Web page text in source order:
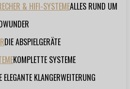
& HIFI-SYSTEMEALLES RUND UM
DIE ABSPIELGERÄTE
KOMPLETTE SYSTEME
ELEGANTE KLANGERWEITERUNG